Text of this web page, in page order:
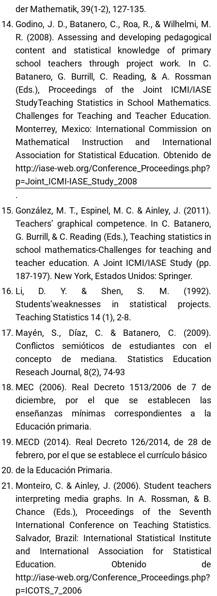
der Mathematik, 39(1-2), 127-135.
Godino, J. D., Batanero, C., Roa, R., & Wilhelmi, M.
R. (2008). Assessing and developing pedagogical
content and statistical knowledge of primary
school teachers through project work. In C.
Batanero, G. Burrill, C. Reading, & A. Rossman
(Eds.), Proceedings of the Joint ICMI/IASE
StudyTeaching Statistics in School Mathematics.
Challenges for Teaching and Teacher Education.
Monterrey, Mexico: International Commission on
Mathematical Instruction and International
Association for Statistical Education. Obtenido de
http://iase-web.org/Conference_Proceedings.php?
p=Joint_ICMI-IASE_Study_2008
.
González, M. T., Espinel, M. C. & Ainley, J. (2011).
Teachers’ graphical competence. In C. Batanero,
G. Burrill, & C. Reading (Eds.), Teaching statistics in
school mathematics-Challenges for teaching and
teacher education. A Joint ICMI/IASE Study (pp.
187-197). New York, Estados Unidos: Springer.
Li, D. Y. & Shen, S. M. (1992).
Students’weaknesses in statistical projects.
Teaching Statistics 14 (1), 2-8.
Mayén, S., Díaz, C. & Batanero, C. (2009).
Conflictos semióticos de estudiantes con el
concepto de mediana. Statistics Education
Reseach Journal, 8(2), 74-93
MEC (2006). Real Decreto 1513/2006 de 7 de
diciembre, por el que se establecen las
enseñanzas mínimas correspondientes a la
Educación primaria.
MECD (2014). Real Decreto 126/2014, de 28 de
febrero, por el que se establece el currículo básico
de la Educación Primaria.
Monteiro, C. & Ainley, J. (2006). Student teachers
interpreting media graphs. In A. Rossman, & B.
Chance (Eds.), Proceedings of the Seventh
International Conference on Teaching Statistics.
Salvador, Brazil: International Statistical Institute
and International Association for Statistical
Education. Obtenido de
http://iase-web.org/Conference_Proceedings.php?
p=ICOTS_7_2006